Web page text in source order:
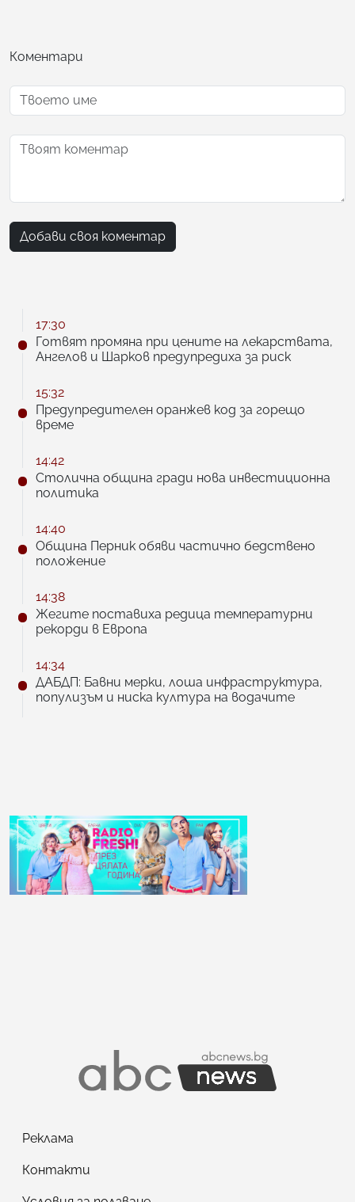
Коментари
Добави своя коментар
17:30
Готвят промяна при цените на лекарствата,
Ангелов и Шарков предупредиха за риск
15:32
Предупредителен оранжев код за горещо
време
14:42
Столична община гради нова инвестиционна
политика
14:40
Община Перник обяви частично бедствено
положение
14:38
Жегите поставиха редица температурни
рекорди в Европа
14:34
ДАБДП: Бавни мерки, лоша инфраструктура,
популизъм и ниска култура на водачите
Реклама
Контакти